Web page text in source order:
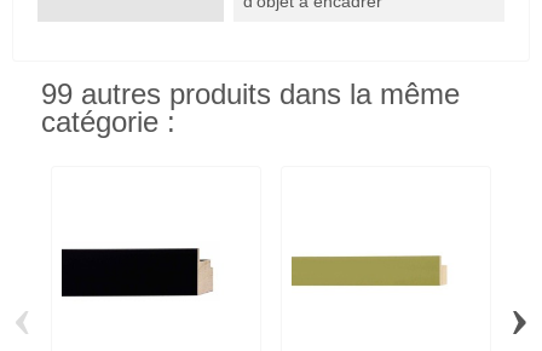
99 autres produits dans la même
catégorie :
‹ ›